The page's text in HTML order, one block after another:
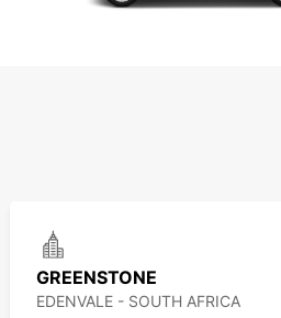
GREENSTONE
EDENVALE - SOUTH AFRICA